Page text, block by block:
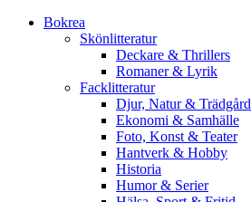
Bokrea
Skönlitteratur
Deckare & Thrillers
Romaner & Lyrik
Facklitteratur
Djur, Natur & Trädgård
Ekonomi & Samhälle
Foto, Konst & Teater
Hantverk & Hobby
Historia
Humor & Serier